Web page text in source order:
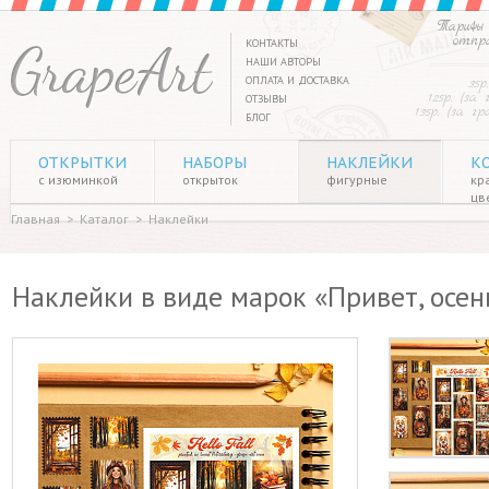
Тарифы
125р. (за
135р. (за
КОНТАКТЫ
НАШИ АВТОРЫ
ОПЛАТА И ДОСТАВКА
ОТЗЫВЫ
БЛОГ
ОТКРЫТКИ
с изюминкой
НАБОРЫ
открыток
НАКЛЕЙКИ
фигурные
Главная > Каталог > Наклейки
Наклейки в виде марок «Привет,